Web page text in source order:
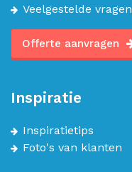
Veelgestelde vragen
Offerte aanvragen
Inspiratie
Inspiratietips
Foto's van klanten